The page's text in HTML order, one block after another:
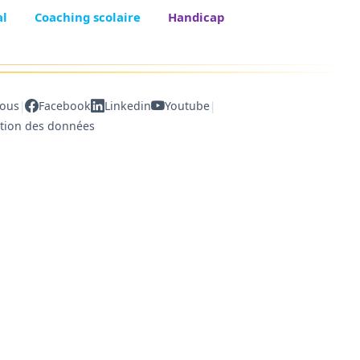
Coaching scolaire
Handicap
| Facebook Linkedin Youtube|
des données